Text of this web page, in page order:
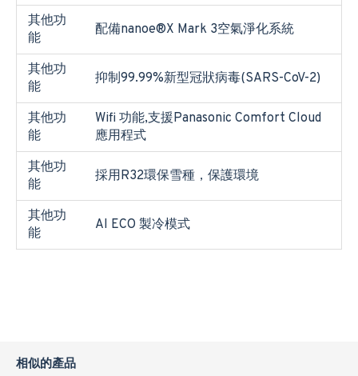
其他功
能
配備nanoe®X Mark 3空氣淨化系統
其他功
能
抑制99.99%新型冠狀病毒(SARS-CoV-2)
其他功
能
Wifi 功能,支援Panasonic Comfort Cloud
應用程式
其他功
能
採用R32環保雪種，保護環境
其他功
能
AI ECO 製冷模式
相似的產品